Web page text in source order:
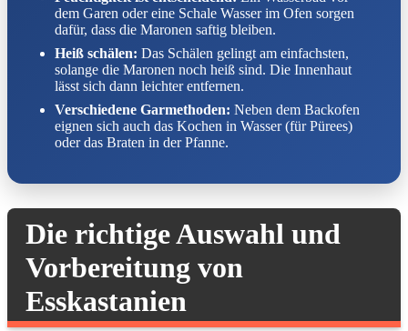
dem Garen oder eine Schale Wasser im Ofen sorgen
dafür, dass die Maronen saftig bleiben.
Heiß schälen: Das Schälen gelingt am einfachsten,
solange die Maronen noch heiß sind. Die Innenhaut
lässt sich dann leichter entfernen.
Verschiedene Garmethoden: Neben dem Backofen
eignen sich auch das Kochen in Wasser (für Pürees)
oder das Braten in der Pfanne.
Die richtige Auswahl und
Vorbereitung von
Esskastanien